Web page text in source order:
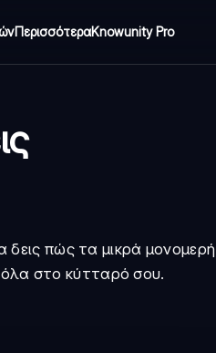
ΠερισσότεραKnowunity Pro
δεις πώς τα μικρά μονομερή
στο κύτταρό σου.